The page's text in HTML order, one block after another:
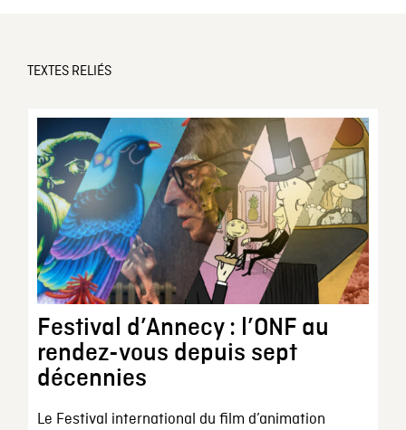
TEXTES RELIÉS
Festival d’Annecy : l’ONF au
rendez-vous depuis sept
décennies
Le Festival international du film d’animation